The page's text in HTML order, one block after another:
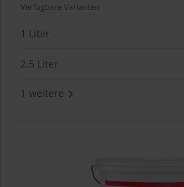
Verfügbare Varianten
1 Liter
2,5 Liter
1 weitere